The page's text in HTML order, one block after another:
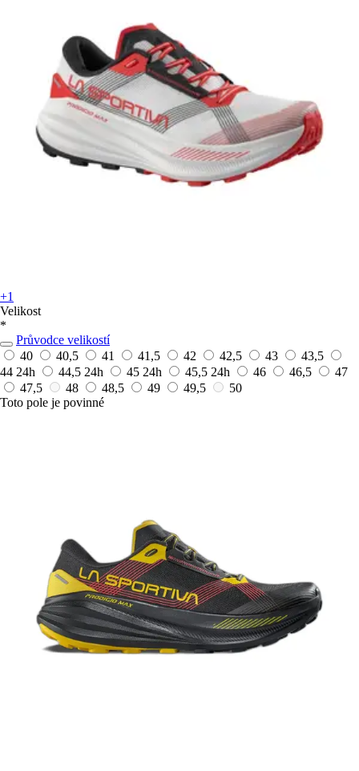
+1
Velikost
*
Průvodce velikostí
40
40,5 41 41,5 42 42,5 43
43,5
44 24h 44,5 24h 45 24h 45,5 24h 46 46,5
47
47,5
48 48,5 49 49,5
50
Toto pole je povinné